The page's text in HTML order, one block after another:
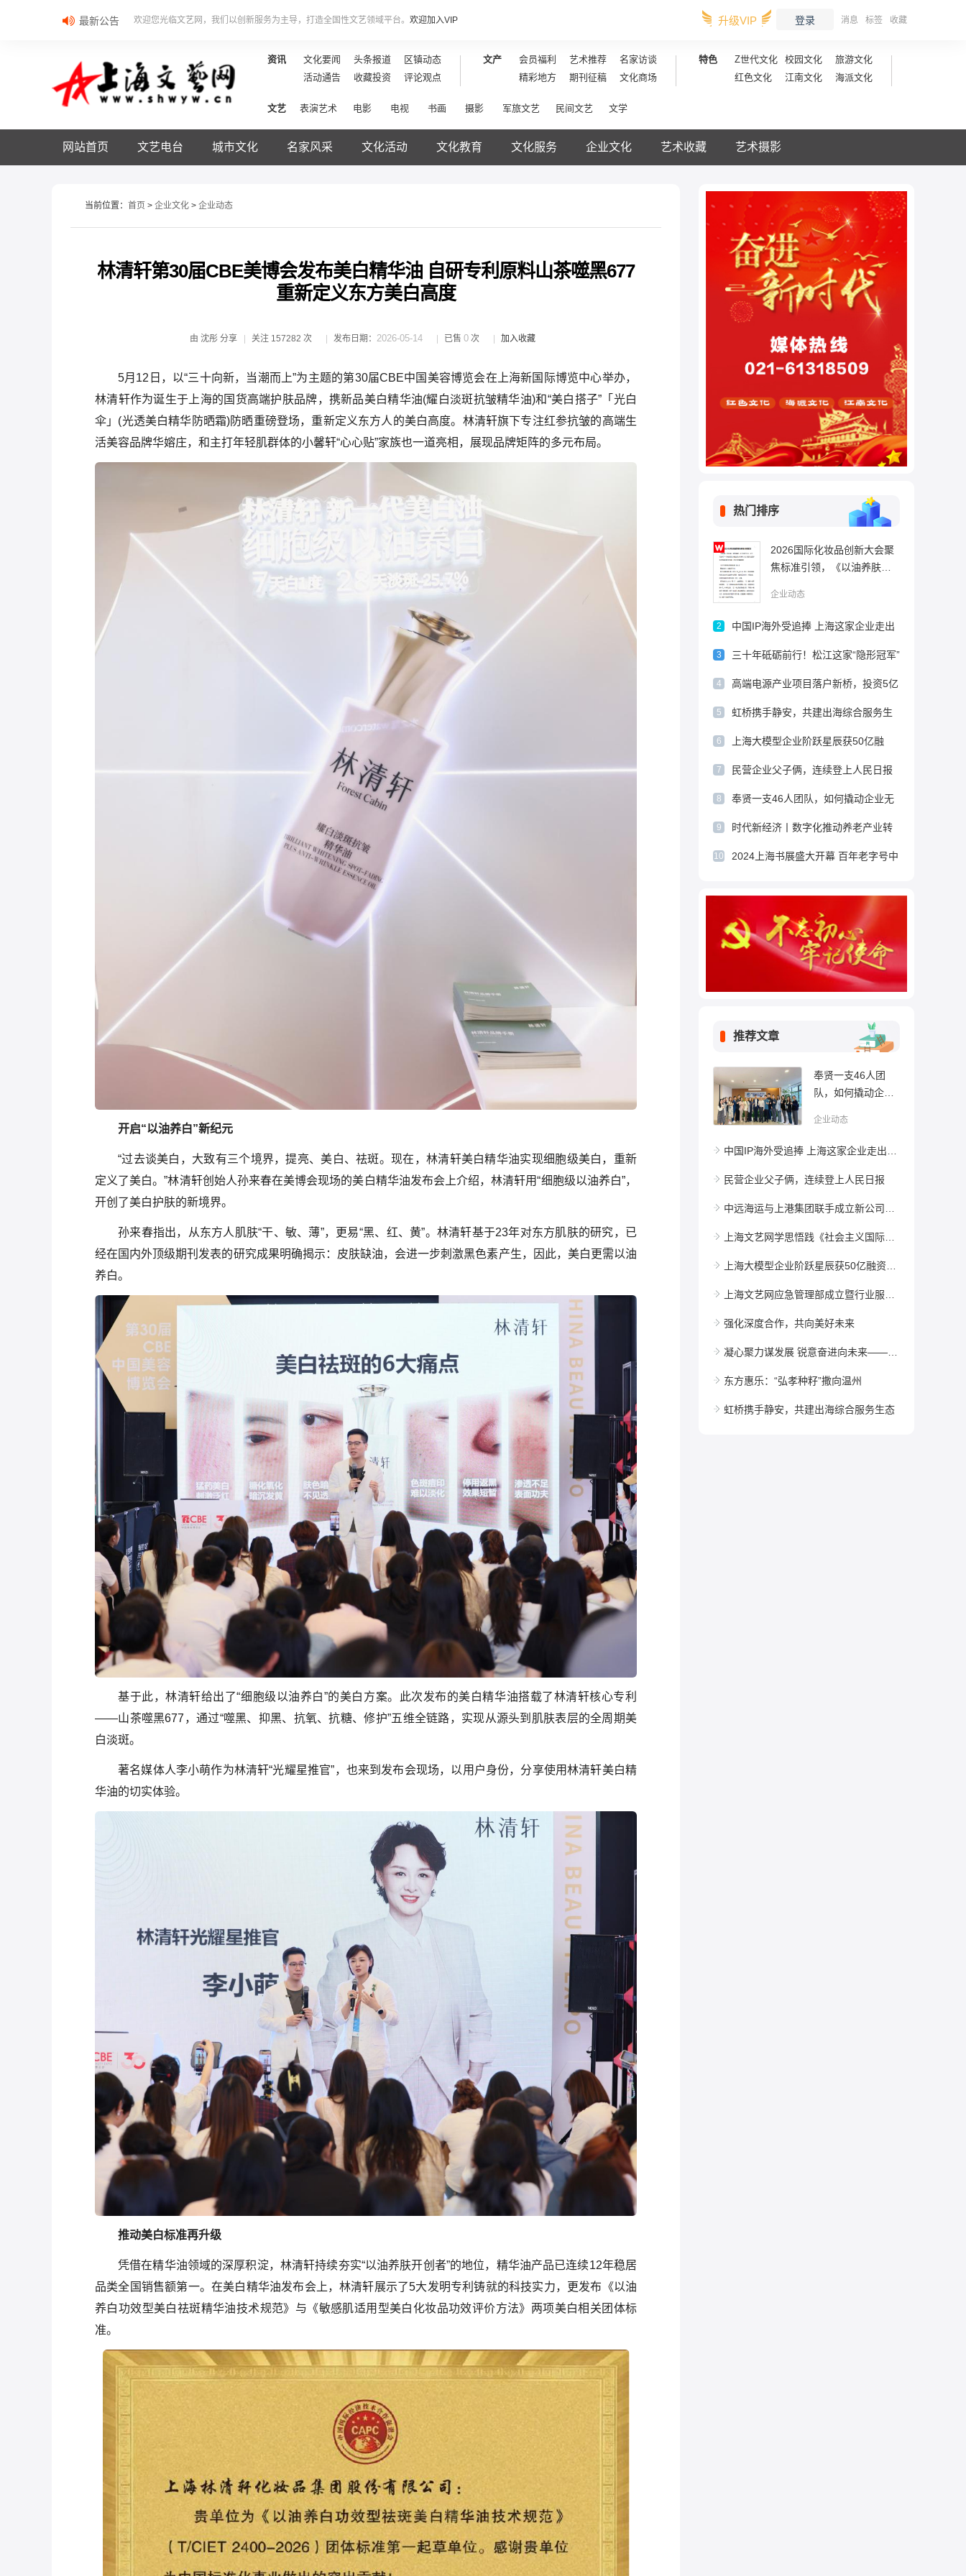
最新公告 欢迎您光临文艺网，我们以创新服务为主导，打造全国性文艺领域平台。 欢迎加入VIP 升级VIP 登录 消息 标签 收藏
资讯 文化要闻 头条报道
区镇动态
活动通告
收藏投资 评论观点
文产 会员福利 艺术推荐
名家访谈
精彩地方
期刊征稿 文化商场
特色 Z世代文化 校园文化
旅游文化
红色文化
江南文化 海派文化
文艺 表演艺术 电影 电视 书画 摄影 军旅文艺 民间文艺 文学
网站首页 文艺电台 城市文化 名家风采 文化活动 文化教育 文化服务 企业文化 艺术收藏 艺术摄影
当前位置： 首页 > 企业文化 > 企业动态
林清轩第30届CBE美博会发布美白精华油 自研专利原料山茶噬黑677
重新定义东方美白高度
由 沈彤 分享 关注 157282 次 发布日期： 2026-05-14 已售 0次 加入收藏
5月12日，以“三十向新，当潮而上”为主题的第30届CBE中国美容博览会在上海新国际博览中心举办，
林清轩作为诞生于上海的国货高端护肤品牌，携新品美白精华油(耀白淡斑抗皱精华油)和“美白搭子”「光白
伞」(光透美白精华防晒霜)防晒重磅登场，重新定义东方人的美白高度。林清轩旗下专注红参抗皱的高端生
活美容品牌华嫆庄，和主打年轻肌群体的小馨轩“心心贴”家族也一道亮相，展现品牌矩阵的多元布局。
开启“以油养白”新纪元
“过去谈美白，大致有三个境界，提亮、美白、祛斑。现在，林清轩美白精华油实现细胞级美白，重新
定义了美白。”林清轩创始人孙来春在美博会现场的美白精华油发布会上介绍，林清轩用“细胞级以油养白”，
开创了美白护肤的新境界。
孙来春指出，从东方人肌肤“干、敏、薄”，更易“黑、红、黄”。林清轩基于23年对东方肌肤的研究，已
经在国内外顶级期刊发表的研究成果明确揭示：皮肤缺油，会进一步刺激黑色素产生，因此，美白更需以油
养白。
基于此，林清轩给出了“细胞级以油养白”的美白方案。此次发布的美白精华油搭载了林清轩核心专利
——山茶噬黑677，通过“噬黑、抑黑、抗氧、抗糖、修护”五维全链路，实现从源头到肌肤表层的全周期美
白淡斑。
著名媒体人李小萌作为林清轩“光耀星推官”，也来到发布会现场，以用户身份，分享使用林清轩美白精
华油的切实体验。
推动美白标准再升级
凭借在精华油领域的深厚积淀，林清轩持续夯实“以油养肤开创者”的地位，精华油产品已连续12年稳居
品类全国销售额第一。在美白精华油发布会上，林清轩展示了5大发明专利铸就的科技实力，更发布《以油
养白功效型美白祛斑精华油技术规范》与《敏感肌适用型美白化妆品功效评价方法》两项美白相关团体标
准。
热门排序
2026国际化妆品创新大会聚
焦标准引领，《以油养肤功
范》发布
企业动态
2
中国IP海外受追捧 上海这家企业走出
独特的全球化模式
3
三十年砥砺前行！松江这家“隐形冠军”
跻身国家级高等级名单
4
高端电源产业项目落户新桥，投资5亿
元破解AI算力电源瓶颈
5
虹桥携手静安，共建出海综合服务生
态
6
上海大模型企业阶跃星辰获50亿融
资，推动AI+终端产业加速落地
7 民营企业父子俩，连续登上人民日报
8
奉贤一支46人团队，如何撬动企业无
限的发展动能？
9
时代新经济丨数字化推动养老产业转
型升级 政企联动打造东方惠乐石峰养
10
2024上海书展盛大开幕 百年老字号中
推荐文章
奉贤一支46人团
队，如何撬动企业
企业动态
中国IP海外受追捧 上海这家企业走出独特的全球化模式
民营企业父子俩，连续登上人民日报
中远海运与上港集团联手成立新公司，专注纸浆供应链 把控各环节，保证不“断链”
上海文艺网学思悟践《社会主义国际文化大都市建设 “十五五” 规划》 助力新型国有演艺集团扬帆启航
上海大模型企业阶跃星辰获50亿融资，推动AI+终端产业加速落地
上海文艺网应急管理部成立暨行业服务赋能合作专项通告
强化深度合作，共向美好未来
凝心聚力谋发展 锐意奋进向未来——东方惠乐创新规范运营工作会议召开
东方惠乐：“弘孝种籽”撒向温州
虹桥携手静安，共建出海综合服务生态